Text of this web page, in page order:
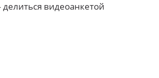
видеоанкетой